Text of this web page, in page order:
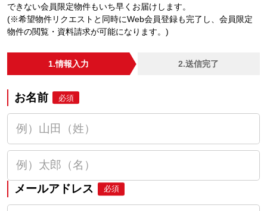
できない会員限定物件もいち早くお届けします。
(※希望物件リクエストと同時にWeb会員登録も完了し、会員限定
物件の閲覧・資料請求が可能になります。)
1.情報入力 2.送信完了
お名前 必須
メールアドレス 必須